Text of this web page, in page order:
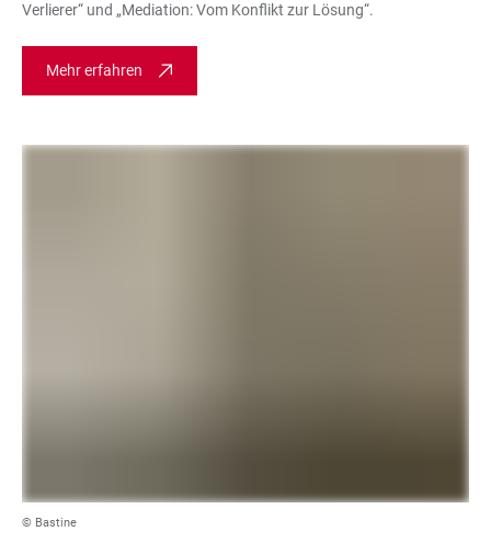
Verlierer“ und „Mediation: Vom Konflikt zur Lösung“.
Mehr erfahren
© Bastine